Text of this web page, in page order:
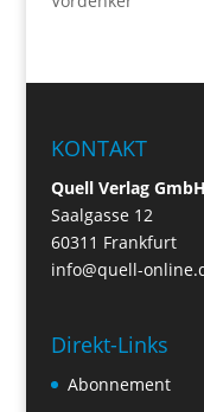
KONTAKT
Quell Verlag GmbH
Saalgasse 12
60311 Frankfurt
info@quell-
Direkt-Links
Abonnement